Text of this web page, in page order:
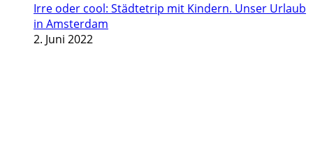
Irre oder cool: Städtetrip mit Kindern. Unser Urlaub
in Amsterdam
2. Juni 2022